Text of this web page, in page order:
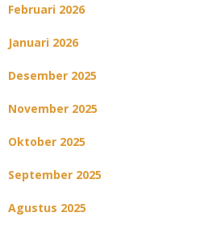
Februari 2026
Januari 2026
Desember 2025
November 2025
Oktober 2025
September 2025
Agustus 2025